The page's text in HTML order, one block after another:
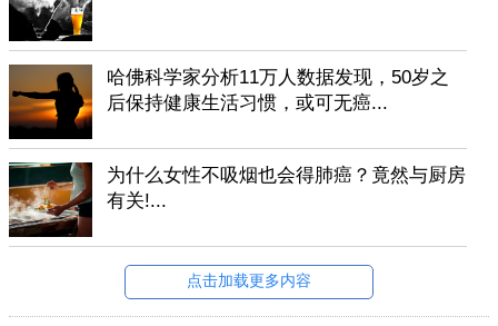
哈佛科学家分析11万人数据发现，50岁之
后保持健康生活习惯，或可无癌...
为什么女性不吸烟也会得肺癌？竟然与厨房
有关!...
点击加载更多内容